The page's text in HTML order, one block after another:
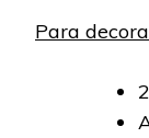
Para